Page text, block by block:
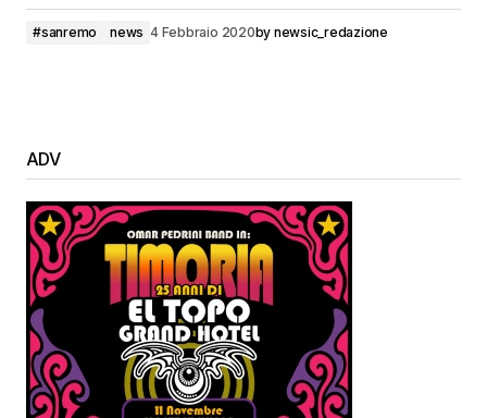
#sanremo news 4 Febbraio 2020by newsic_redazione
ADV